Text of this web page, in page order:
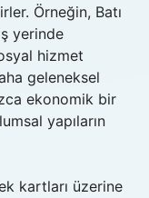
Örneğin, Batı
yerinde
hizmet
geleneksel
ekonomik bir
yapıların
kartları üzerine